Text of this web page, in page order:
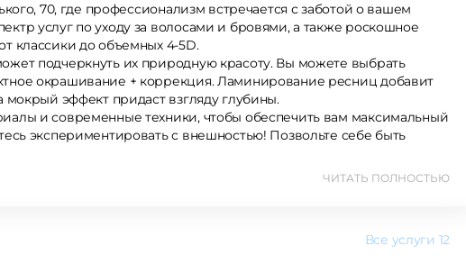
70, где профессионализм встречается с заботой о вашем
услуг по уходу за волосами и бровями, а также роскошное
классики до объемных 4-5D.
подчеркнуть их природную красоту. Вы можете выбрать
окрашивание + коррекция. Ламинирование ресниц добавит
эффект придаст взгляду глубины.
и современные техники, чтобы обеспечить вам максимальный
экспериментировать с внешностью! Позвольте себе быть
ЧИТАТЬ ПОЛНОСТЬЮ
Все услуги 12